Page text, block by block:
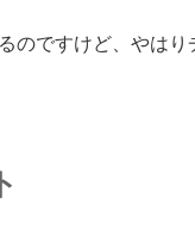
のですけど、やはり